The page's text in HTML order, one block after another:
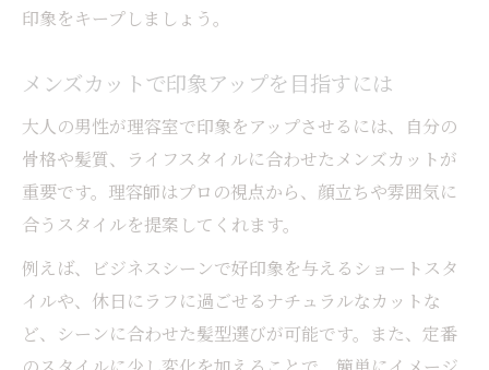
印象をキープしましょう。
メンズカットで印象アップを目指すには
大人の男性が理容室で印象をアップさせるには、自分の
骨格や髪質、ライフスタイルに合わせたメンズカットが
重要です。理容師はプロの視点から、顔立ちや雰囲気に
合うスタイルを提案してくれます。
例えば、ビジネスシーンで好印象を与えるショートスタ
イルや、休日にラフに過ごせるナチュラルなカットな
ど、シーンに合わせた髪型選びが可能です。また、定番